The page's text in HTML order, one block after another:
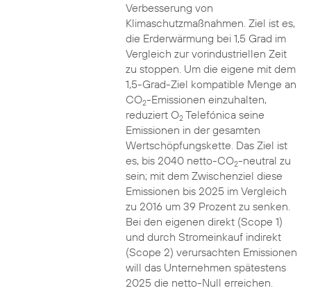
Verbesserung von
Klimaschutzmaßnahmen. Ziel ist es,
die Erderwärmung bei 1,5 Grad im
Vergleich zur vorindustriellen Zeit
zu stoppen. Um die eigene mit dem
1,5-Grad-Ziel kompatible Menge an
CO2-Emissionen einzuhalten,
reduziert O2Telefónica seine
Emissionen in der gesamten
Wertschöpfungskette. Das Ziel ist
es, bis 2040 netto-CO2-neutral zu
sein; mit dem Zwischenziel diese
Emissionen bis 2025 im Vergleich
zu 2016 um 39 Prozent zu senken.
Bei den eigenen direkt (Scope 1)
und durch Stromeinkauf indirekt
(Scope 2) verursachten Emissionen
will das Unternehmen spätestens
2025 die netto-Null erreichen.